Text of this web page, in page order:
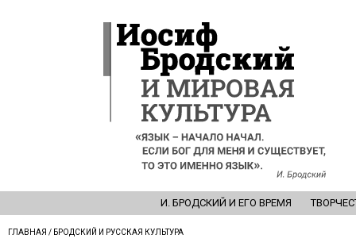
И. БРОДСКИЙ И ЕГО ВРЕМЯ
ГЛАВНАЯ / БРОДСКИЙ И РУССКАЯ КУЛЬТУРА